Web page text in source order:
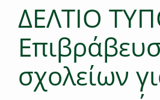
ΔΕΛΤΙΟ
σχολείων